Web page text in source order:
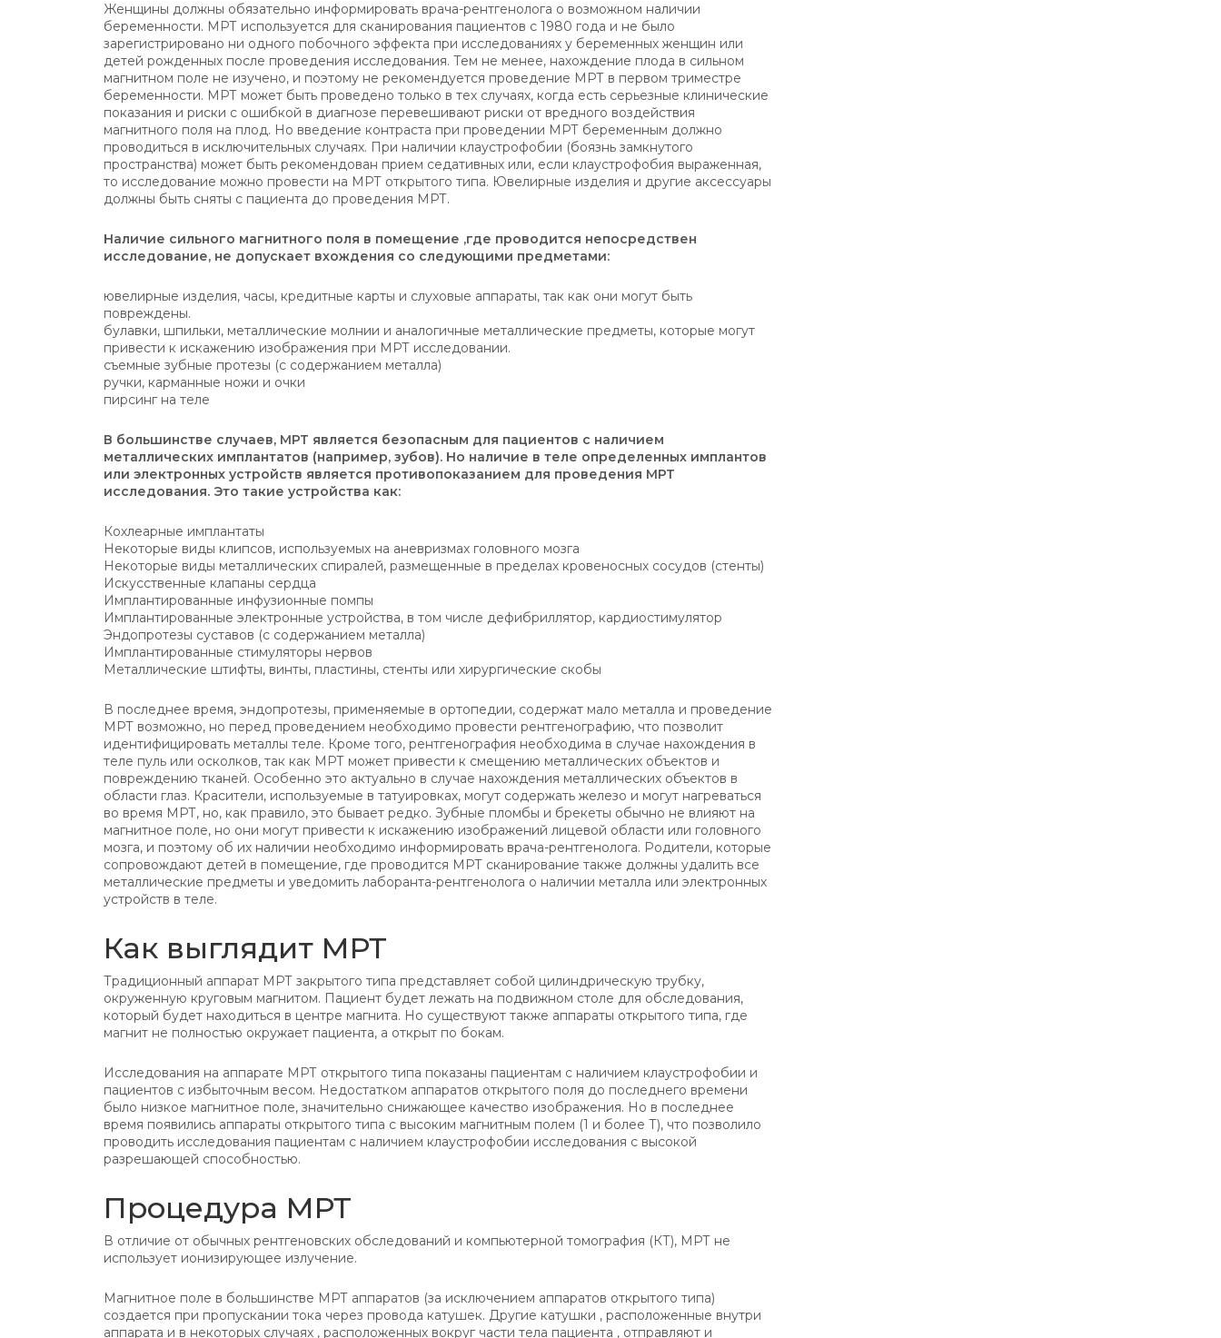
Женщины должны обязательно информировать врача-рентгенолога о возможном наличии
беременности. МРТ используется для сканирования пациентов с 1980 года и не было
зарегистрировано ни одного побочного эффекта при исследованиях у беременных женщин или
детей рожденных после проведения исследования. Тем не менее, нахождение плода в сильном
магнитном поле не изучено, и поэтому не рекомендуется проведение МРТ в первом триместре
беременности. МРТ может быть проведено только в тех случаях, когда есть серьезные клинические
показания и риски с ошибкой в диагнозе перевешивают риски от вредного воздействия
магнитного поля на плод. Но введение контраста при проведении МРТ беременным должно
проводиться в исключительных случаях. При наличии клаустрофобии (боязнь замкнутого
пространства) может быть рекомендован прием седативных или, если клаустрофобия выраженная,
то исследование можно провести на МРТ открытого типа. Ювелирные изделия и другие аксессуары
должны быть сняты с пациента до проведения МРТ.
Наличие сильного магнитного поля в помещение ,где проводится непосредствен
исследование, не допускает вхождения со следующими предметами:
ювелирные изделия, часы, кредитные карты и слуховые аппараты, так как они могут быть
повреждены.
булавки, шпильки, металлические молнии и аналогичные металлические предметы, которые могут
привести к искажению изображения при МРТ исследовании.
съемные зубные протезы (с содержанием металла)
ручки, карманные ножи и очки
пирсинг на теле
В большинстве случаев, МРТ является безопасным для пациентов с наличием
металлических имплантатов (например, зубов). Но наличие в теле определенных имплантов
или электронных устройств является противопоказанием для проведения МРТ
исследования. Это такие устройства как:
Кохлеарные имплантаты
Некоторые виды клипсов, используемых на аневризмах головного мозга
Некоторые виды металлических спиралей, размещенные в пределах кровеносных сосудов (стенты)
Искусственные клапаны сердца
Имплантированные инфузионные помпы
Имплантированные электронные устройства, в том числе дефибриллятор, кардиостимулятор
Эндопротезы суставов (с содержанием металла)
Имплантированные стимуляторы нервов
Металлические штифты, винты, пластины, стенты или хирургические скобы
В последнее время, эндопротезы, применяемые в ортопедии, содержат мало металла и проведение
МРТ возможно, но перед проведением необходимо провести рентгенографию, что позволит
идентифицировать металлы теле. Кроме того, рентгенография необходима в случае нахождения в
теле пуль или осколков, так как МРТ может привести к смещению металлических объектов и
повреждению тканей. Особенно это актуально в случае нахождения металлических объектов в
области глаз. Красители, используемые в татуировках, могут содержать железо и могут нагреваться
во время МРТ, но, как правило, это бывает редко. Зубные пломбы и брекеты обычно не влияют на
магнитное поле, но они могут привести к искажению изображений лицевой области или головного
мозга, и поэтому об их наличии необходимо информировать врача-рентгенолога. Родители, которые
сопровождают детей в помещение, где проводится МРТ сканирование также должны удалить все
металлические предметы и уведомить лаборанта-рентгенолога о наличии металла или электронных
устройств в теле.
Как выглядит МРТ
Традиционный аппарат МРТ закрытого типа представляет собой цилиндрическую трубку,
окруженную круговым магнитом. Пациент будет лежать на подвижном столе для обследования,
который будет находиться в центре магнита. Но существуют также аппараты открытого типа, где
магнит не полностью окружает пациента, а открыт по бокам.
Исследования на аппарате МРТ открытого типа показаны пациентам с наличием клаустрофобии и
пациентов с избыточным весом. Недостатком аппаратов открытого поля до последнего времени
было низкое магнитное поле, значительно снижающее качество изображения. Но в последнее
время появились аппараты открытого типа с высоким магнитным полем (1 и более Т), что позволило
проводить исследования пациентам с наличием клаустрофобии исследования с высокой
разрешающей способностью.
Процедура МРТ
В отличие от обычных рентгеновских обследований и компьютерной томография (КТ), МРТ не
использует ионизирующее излучение.
Магнитное поле в большинстве МРТ аппаратов (за исключением аппаратов открытого типа)
создается при пропускании тока через провода катушек. Другие катушки , расположенные внутри
аппарата и в некоторых случаях , расположенных вокруг части тела пациента , отправляют и